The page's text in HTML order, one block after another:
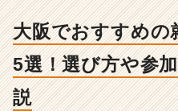
ト
も
解
説
大阪でおすすめの
5選！選び方や参
説